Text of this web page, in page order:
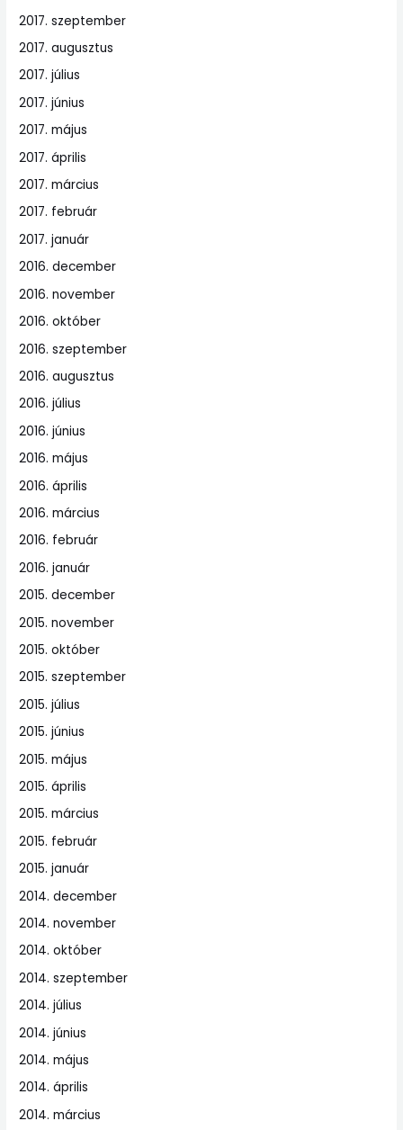
2017. szeptember
2017. augusztus
2017. július
2017. június
2017. május
2017. április
2017. március
2017. február
2017. január
2016. december
2016. november
2016. október
2016. szeptember
2016. augusztus
2016. július
2016. június
2016. május
2016. április
2016. március
2016. február
2016. január
2015. december
2015. november
2015. október
2015. szeptember
2015. július
2015. június
2015. május
2015. április
2015. március
2015. február
2015. január
2014. december
2014. november
2014. október
2014. szeptember
2014. július
2014. június
2014. május
2014. április
2014. március